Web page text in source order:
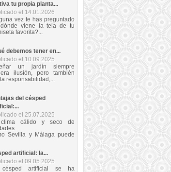
tu propia planta...
el 14.01.2026
vez te has preguntado
viene la tela de tu
favorita?...
debemos tener en...
el 10.09.2025
un jardín siempre
ilusión, pero también
responsabilidad,...
del césped
el 25.07.2025
cálido y seco de
Sevilla y Málaga puede
artificial: la...
el 09.05.2025
artificial se ha